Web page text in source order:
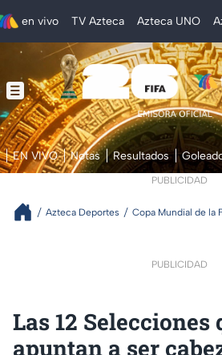
en vivo TV Azteca Azteca UNO
EN VIVO Notas Resultados
PUBLICIDAD
Azteca Deportes Copa Mundial de la
PUBLICIDAD
Las 12 Selecciones
apuntan a ser